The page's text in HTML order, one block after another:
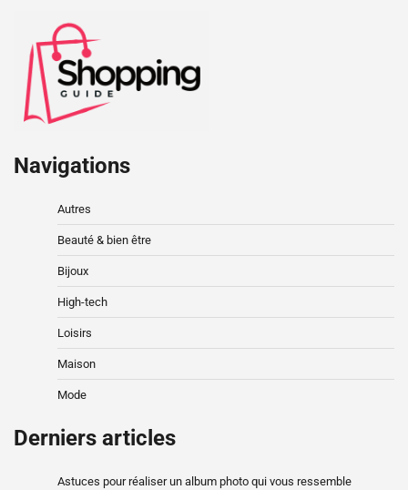
Navigations
Autres
Beauté & bien être
Bijoux
High-tech
Loisirs
Maison
Mode
Derniers articles
Astuces pour réaliser un album photo qui vous ressemble